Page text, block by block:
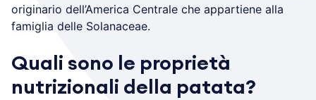
originario dell’America Centrale che appartiene alla
famiglia delle Solanaceae.
Quali sono le proprietà
nutrizionali della patata?